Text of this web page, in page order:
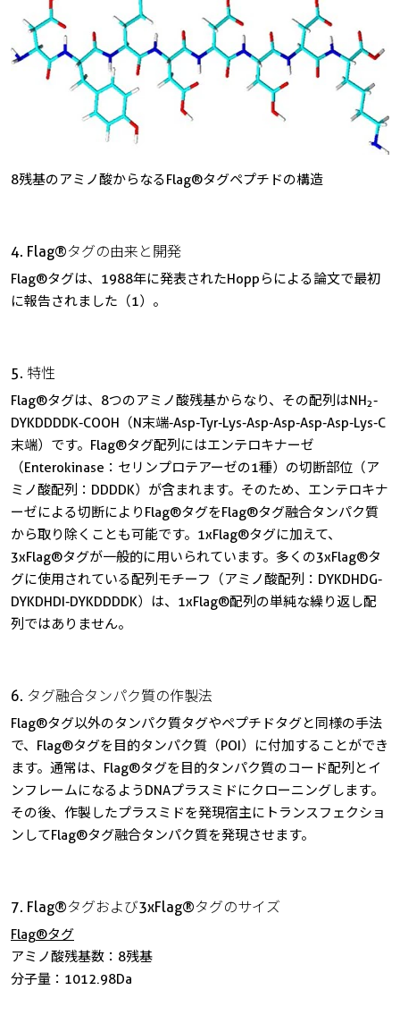
8残基のアミノ酸からなるFlag®タグペプチドの構造
4. Flag®タグの由来と開発
Flag®タグは、1988年に発表されたHoppらによる論文で最初
に報告されました（1）。
5. 特性
Flag®タグは、8つのアミノ酸残基からなり、その配列はNH2-
DYKDDDDK-COOH（N末端-Asp-Tyr-Lys-Asp-Asp-Asp-Asp-Lys-C
末端）です。Flag®タグ配列にはエンテロキナーゼ
（Enterokinase：セリンプロテアーゼの1種）の切断部位（ア
ミノ酸配列：DDDDK）が含まれます。そのため、エンテロキナ
ーゼによる切断によりFlag®タグをFlag®タグ融合タンパク質
から取り除くことも可能です。1xFlag®タグに加えて、
3xFlag®タグが一般的に用いられています。多くの3xFlag®タ
グに使用されている配列モチーフ（アミノ酸配列：DYKDHDG-
DYKDHDI-DYKDDDDK）は、1xFlag®配列の単純な繰り返し配
列ではありません。
6. タグ融合タンパク質の作製法
Flag®タグ以外のタンパク質タグやペプチドタグと同様の手法
で、Flag®タグを目的タンパク質（POI）に付加することができ
ます。通常は、Flag®タグを目的タンパク質のコード配列とイ
ンフレームになるようDNAプラスミドにクローニングします。
その後、作製したプラスミドを発現宿主にトランスフェクショ
ンしてFlag®タグ融合タンパク質を発現させます。
7. Flag®タグおよび3xFlag®タグのサイズ
Flag®タグ
アミノ酸残基数：8残基
分子量：1012.98Da